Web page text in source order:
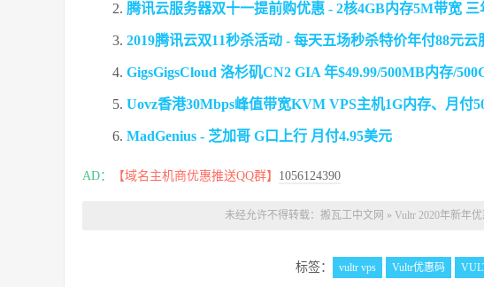
腾讯云服务器双十一提前购优惠 - 2核4GB内存5M带宽 三
2019腾讯云双11秒杀活动 - 每天五场秒杀特价年付88元云
GigsGigsCloud 洛杉矶CN2 GIA 年$49.99/500MB内存/
Uovz香港30Mbps峰值带宽KVM VPS主机1G内存、月付
MadGenius - 芝加哥 G口上行 月付4.95美元
AD： 【域名主机商优惠推送QQ群】 1056124390
未经允许不得转载： 搬瓦工中文网 » Vultr 2020年新年
标签： vultr vps Vultr优惠码